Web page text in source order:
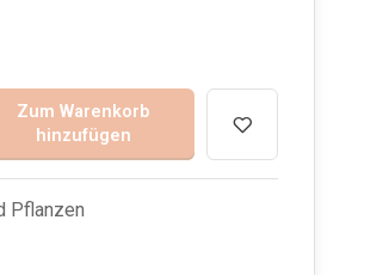
Zum Warenkorb
hinzufügen
Pflanzen